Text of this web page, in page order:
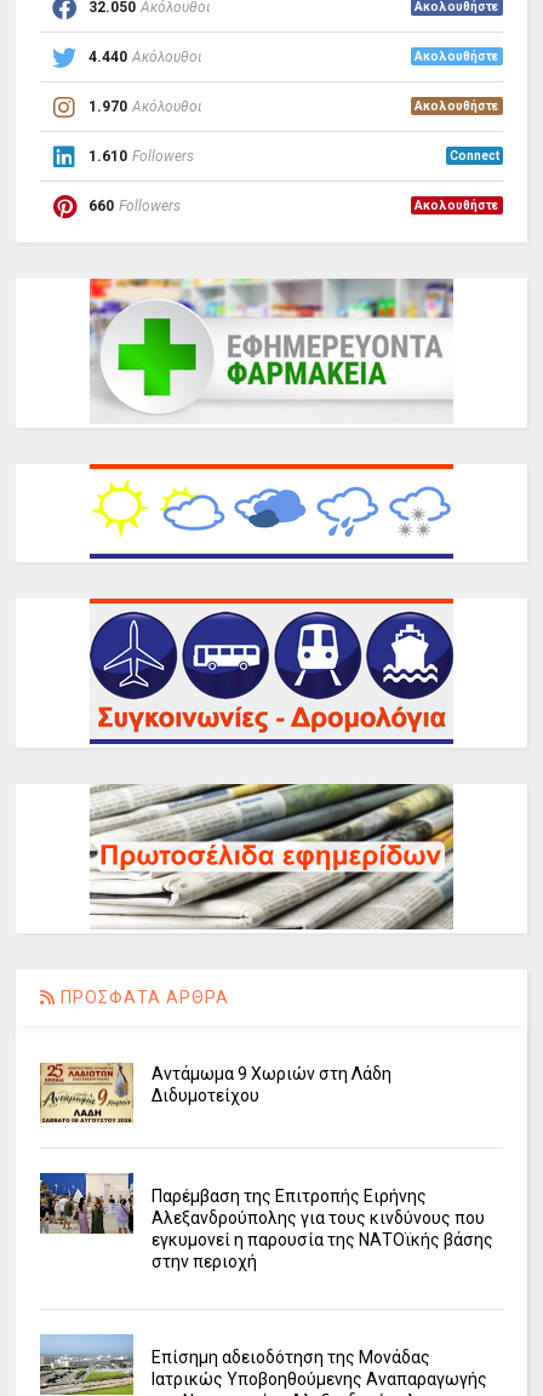
32.050 Ακόλουθοι Ακολουθήστε
4.440 Ακόλουθοι Ακολουθήστε
1.970 Ακόλουθοι Ακολουθήστε
1.610 Followers Connect
660 Followers Ακολουθήστε
ΠΡΟΣΦΑΤΑ ΑΡΘΡΑ
Αντάμωμα 9 Χωριών στη Λάδη
Διδυμοτείχου
Παρέμβαση της Επιτροπής Ειρήνης
Αλεξανδρούπολης για τους κινδύνους που
εγκυμονεί η παρουσία της ΝΑΤΟϊκής βάσης
στην περιοχή
Επίσημη αδειοδότηση της Μονάδας
Ιατρικώς Υποβοηθούμενης Αναπαραγωγής